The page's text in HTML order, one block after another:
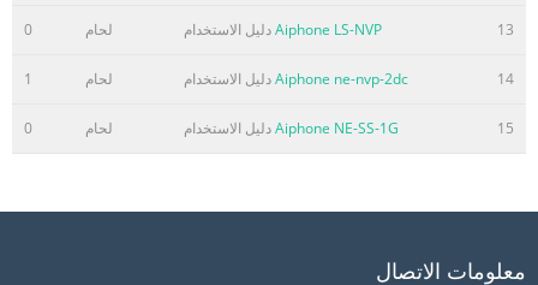
13
Aiphone LS-NVPدليل الاستخدام لحام 0
14
Aiphone ne-nvp-2dcدليل الاستخدام لحام 1
15
Aiphone NE-SS-1Gدليل الاستخدام لحام 0
معلومات الاتصال